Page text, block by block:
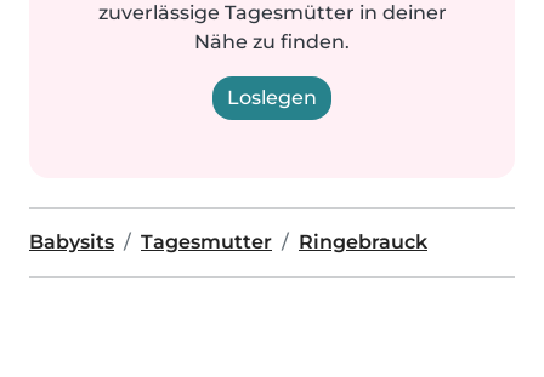
zuverlässige Tagesmütter in deiner
Nähe zu finden.
Loslegen
Babysits Tagesmutter Ringebrauck